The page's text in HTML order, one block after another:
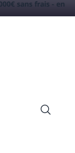
sans frais - en